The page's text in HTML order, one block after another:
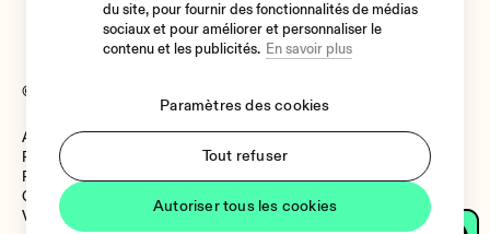
© 2026 Ecler
Avis juridique
Politique de cookies
Politique de confidentialité
Canal de Signalement
Vulnerability Policy
Langue
du site, pour fournir des fonctionnalités de médias
sociaux et pour améliorer et personnaliser le
contenu et les publicités. En savoir plus
Paramètres des cookies
Tout refuser
Autoriser tous les cookies